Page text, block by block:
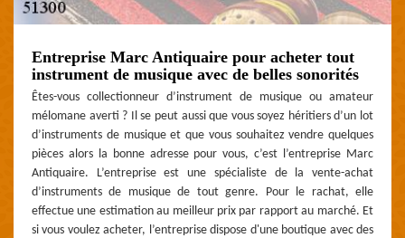
Entreprise Marc Antiquaire pour acheter tout
instrument de musique avec de belles sonorités
Êtes-vous collectionneur d’instrument de musique ou amateur
mélomane averti ? Il se peut aussi que vous soyez héritiers d’un lot
d’instruments de musique et que vous souhaitez vendre quelques
pièces alors la bonne adresse pour vous, c’est l’entreprise Marc
Antiquaire. L’entreprise est une spécialiste de la vente-achat
d’instruments de musique de tout genre. Pour le rachat, elle
effectue une estimation au meilleur prix par rapport au marché. Et
si vous voulez acheter, l’entreprise dispose d'une boutique avec des